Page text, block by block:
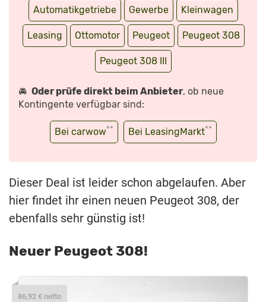
Automatikgetriebe Gewerbe Kleinwagen
Leasing Ottomotor Peugeot Peugeot 308
Peugeot 308 III
🚘 Oder prüfe direkt beim Anbieter, ob neue
Kontingente verfügbar sind:
Bei carwow** Bei LeasingMarkt**
Dieser Deal ist leider schon abgelaufen. Aber
hier findet ihr einen neuen Peugeot 308, der
ebenfalls sehr günstig ist!
Neuer Peugeot 308!
86,92 € netto